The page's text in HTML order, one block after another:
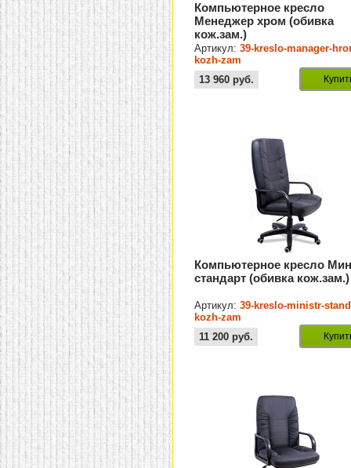
Компьютерное кресло
Менеджер хром (обивка
кож.зам.)
Артикул:39-kreslo-manager-
kozh-zam
13 960 руб.
Компьютерное кресло
стандарт (обивка кож.зам.)
Артикул:39-kreslo-ministr-
kozh-zam
11 200 руб.